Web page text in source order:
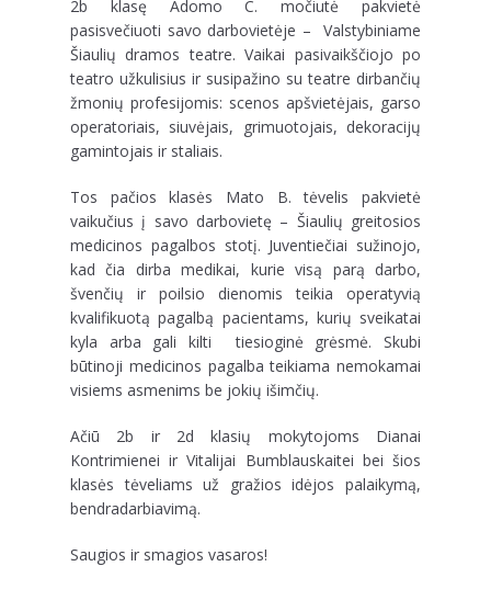
2b klasę Adomo C. močiutė pakvietė
pasisvečiuoti savo darbovietėje – Valstybiniame
Šiaulių dramos teatre. Vaikai pasivaikščiojo po
teatro užkulisius ir susipažino su teatre dirbančių
žmonių profesijomis: scenos apšvietėjais, garso
operatoriais, siuvėjais, grimuotojais, dekoracijų
gamintojais ir staliais.
Tos pačios klasės Mato B. tėvelis pakvietė
vaikučius į savo darbovietę – Šiaulių greitosios
medicinos pagalbos stotį. Juventiečiai sužinojo,
kad čia dirba medikai, kurie visą parą darbo,
švenčių ir poilsio dienomis teikia operatyvią
kvalifikuotą pagalbą pacientams, kurių sveikatai
kyla arba gali kilti tiesioginė grėsmė. Skubi
būtinoji medicinos pagalba teikiama nemokamai
visiems asmenims be jokių išimčių.
Ačiū 2b ir 2d klasių mokytojoms Dianai
Kontrimienei ir Vitalijai Bumblauskaitei bei šios
klasės tėveliams už gražios idėjos palaikymą,
bendradarbiavimą.
Saugios ir smagios vasaros!